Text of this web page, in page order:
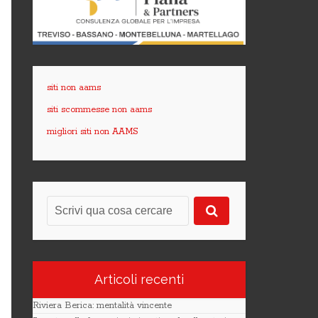
siti non aams
siti scommesse non aams
migliori siti non AAMS
Articoli recenti
Riviera Berica: mentalità vincente